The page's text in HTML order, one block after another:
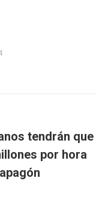
tendrán que
por hora